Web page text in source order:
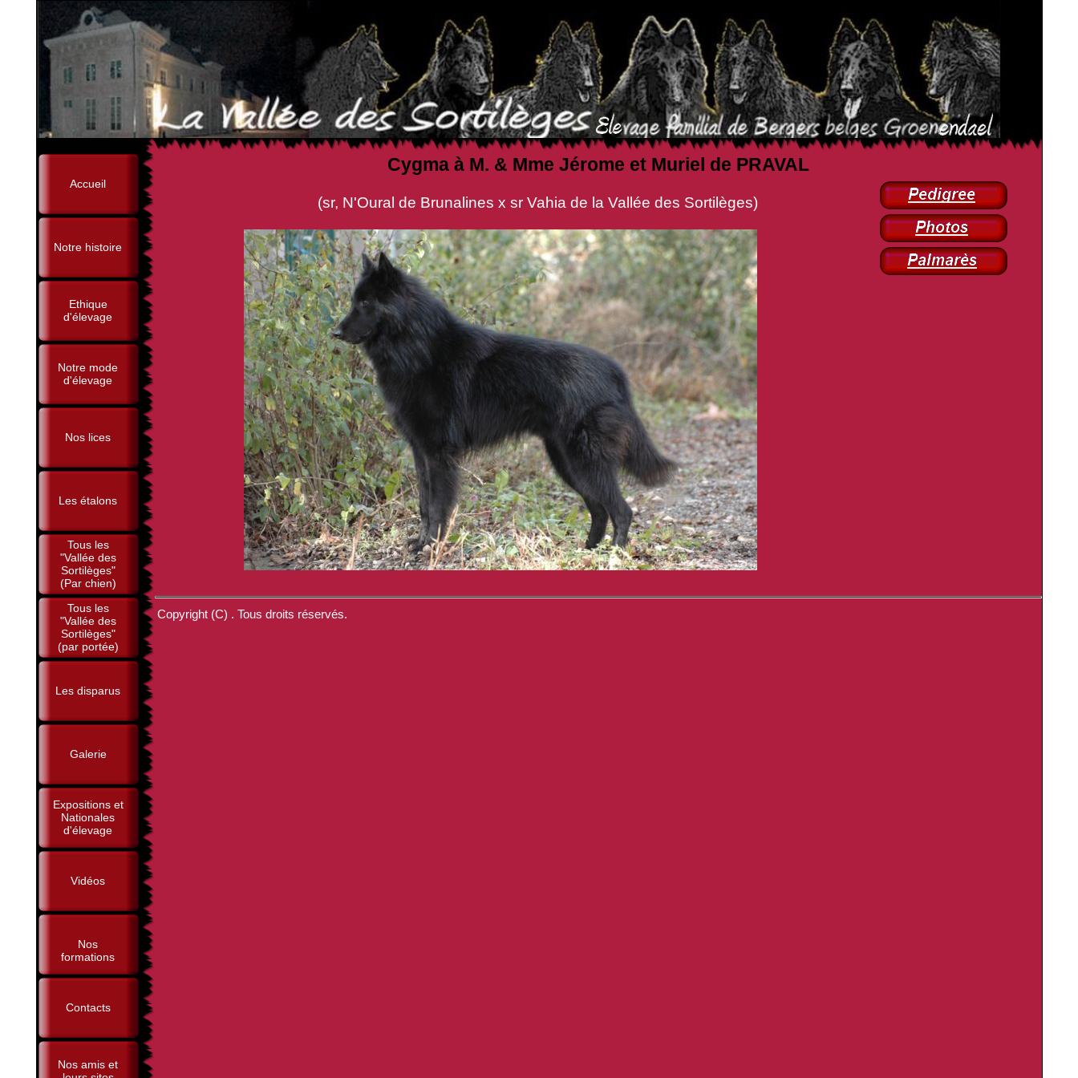
Accueil
Notre histoire
Ethique
d'élevage
Notre mode
d'élevage
Nos lices
Les étalons
Tous les
"Vallée des
Sortilèges"
(Par chien)
Tous les
"Vallée des
Sortilèges"
(par portée)
Les disparus
Galerie
Expositions et
Nationales
d'élevage
Vidéos
Nos
formations
Contacts
Nos amis et
Cygma à M. & Mme Jérome et Muriel de PRAVAL
(sr, N'Oural de Brunalines x sr Vahia de la Vallée des Sortilèges)
Copyright (C) . Tous droits réservés.